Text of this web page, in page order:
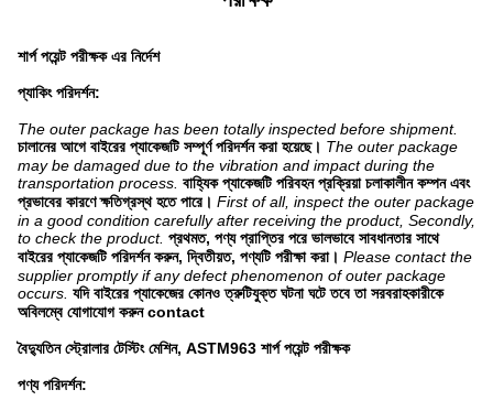
শার্প পয়েন্ট পরীক্ষক এর নির্দেশ
প্যাকিং পরিদর্শন:
The outer package has been totally inspected before shipment.
চালানের আগে বাইরের প্যাকেজটি সম্পূর্ণ পরিদর্শন করা হয়েছে। The outer package
may be damaged due to the vibration and impact during the
transportation process. বাহ্যিক প্যাকেজটি পরিবহন প্রক্রিয়া চলাকালীন কম্পন এবং
প্রভাবের কারণে ক্ষতিগ্রস্থ হতে পারে। First of all, inspect the outer package
in a good condition carefully after receiving the product, Secondly,
to check the product. প্রথমত, পণ্য প্রাপ্তির পরে ভালভাবে সাবধানতার সাথে
বাইরের প্যাকেজটি পরিদর্শন করুন, দ্বিতীয়ত, পণ্যটি পরীক্ষা করা। Please contact the
supplier promptly if any defect phenomenon of outer package
occurs. যদি বাইরের প্যাকেজের কোনও ত্রুটিযুক্ত ঘটনা ঘটে তবে তা সরবরাহকারীকে
অবিলম্বে যোগাযোগ করুন contact
বৈদ্যুতিন স্ট্রোলার টেস্টিং মেশিন, ASTM963 শার্প পয়েন্ট পরীক্ষক
পণ্য পরিদর্শন: